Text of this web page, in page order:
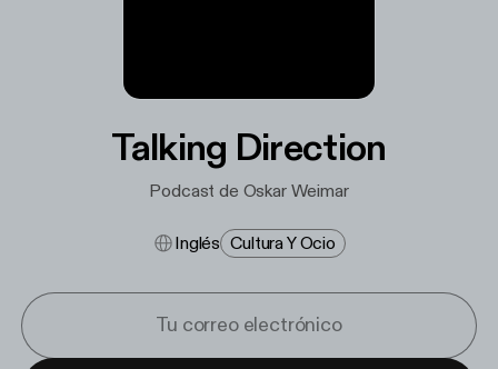
Talking Direction
Podcast de Oskar Weimar
Inglés Cultura Y Ocio